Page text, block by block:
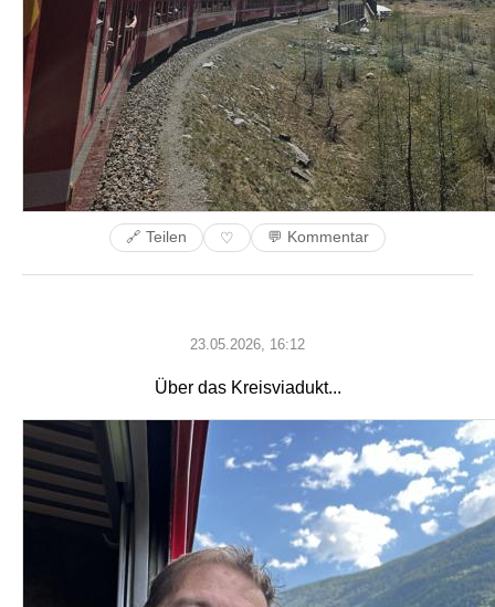
🔗 Teilen ♡ 💬 Kommentar
23.05.2026, 16:12
Über das Kreisviadukt...